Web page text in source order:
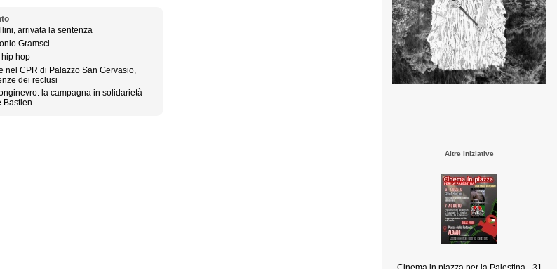
arrivata la sentenza
Gramsci
hop
nel CPR di Palazzo San Gervasio,
dei reclusi
la campagna in solidarietà
Bastien
Altre Iniziative